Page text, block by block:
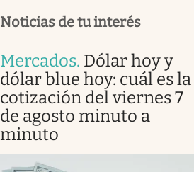
Noticias de tu interés
Mercados. Dólar hoy y
dólar blue hoy: cuál es la
cotización del viernes 7
de agosto minuto a
minuto